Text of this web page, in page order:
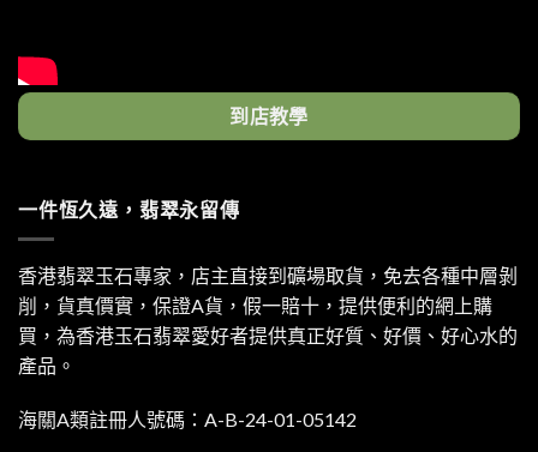
到店教學
一件恆久遠，翡翠永留傳
香港翡翠玉石專家，店主直接到礦場取貨，免去各種中層剝
削，貨真價實，保證A貨，假一賠十，提供便利的網上購
買，為香港玉石翡翠愛好者提供真正好質、好價、好心水的
產品。
海關A類註冊人號碼：A-B-24-01-05142